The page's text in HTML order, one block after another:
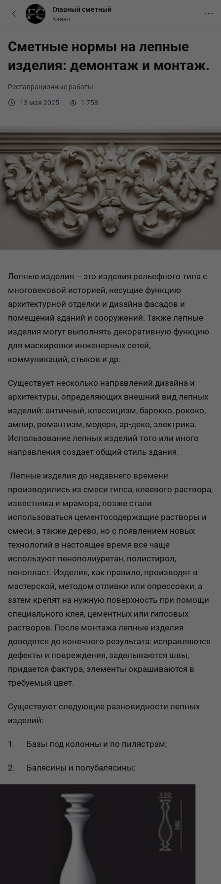
Реставрационные работы
13 мая 2025
1 758
Сметные нормы на лепные
изделия: демонтаж и монтаж.
Лепные изделия – это изделия рельефного типа с
многовековой историей, несущие функцию
архитектурной отделки и дизайна фасадов и
помещений зданий и сооружений. Также лепные
изделия могут выполнять декоративную функцию
для маскировки инженерных сетей,
коммуникаций, стыков и др.
Существует несколько направлений дизайна и
архитектуры, определяющих внешний вид лепных
изделий: античный, классицизм, барокко, рококо,
ампир, романтизм, модерн, ар-деко, электрика.
Использование лепных изделий того или иного
направления создает общий стиль здания.
Лепные изделия до недавнего времени
производились из смеси гипса, клеевого раствора,
известняка и мрамора, позже стали
использоваться цементосодержащие растворы и
смеси, а также дерево, но с появлением новых
технологий в настоящее время все чаще
используют пенополиуретан, полистирол,
пенопласт. Изделия, как правило, производят в
мастерской, методом отливки или опрессовки, а
затем крепят на нужную поверхность при помощи
специального клея, цементных или гипсовых
растворов. После монтажа лепные изделия
доводятся до конечного результата: исправляются
дефекты и повреждения, заделываются швы,
придается фактура, элементы окрашиваются в
требуемый цвет.
Существуют следующие разновидности лепных
изделий:
1. Базы под колонны и по пилястрам;
2. Балясины и полубалясины;
Главный сметный
Канал